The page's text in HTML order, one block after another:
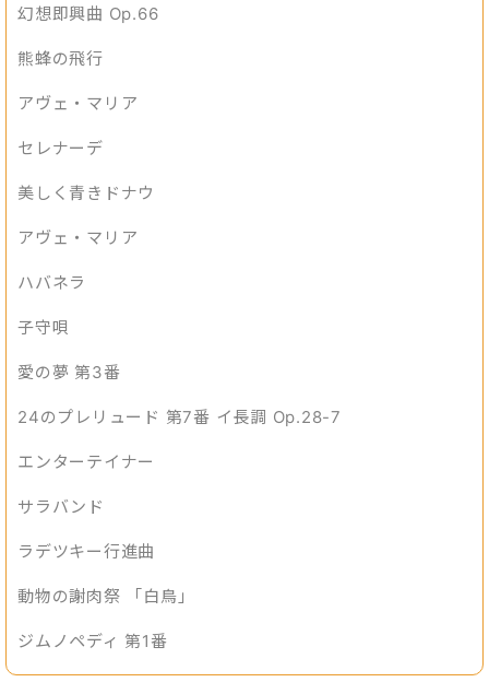
幻想即興曲 Op.66
熊蜂の飛行
アヴェ・マリア
セレナーデ
美しく青きドナウ
アヴェ・マリア
ハバネラ
子守唄
愛の夢 第3番
24のプレリュード 第7番 イ長調 Op.28-7
エンターテイナー
サラバンド
ラデツキー行進曲
動物の謝肉祭 「白鳥」
ジムノペディ 第1番